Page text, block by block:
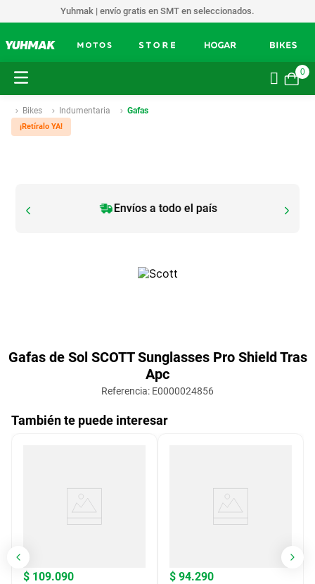
Yuhmak | envío gratis en SMT en seleccionados.
0
Bikes Indumentaria Gafas
¡Retíralo YA!
Envíos a todo el país
Gafas de Sol SCOTT Sunglasses Pro Shield Tras
Apc
Referencia: E0000024856
También te puede interesar
$ 109.090 $ 94.290